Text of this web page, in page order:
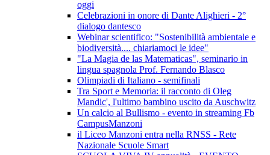
oggi
Celebrazioni in onore di Dante Alighieri - 2°
dialogo dantesco
Webinar scientifico: "Sostenibilità ambientale e
biodiversità.... chiariamoci le idee"
"La Magia de las Matematicas", seminario in
lingua spagnola Prof. Fernando Blasco
Olimpiadi di Italiano - semifinali
Tra Sport e Memoria: il racconto di Oleg
Mandic', l'ultimo bambino uscito da Auschwitz
Un calcio al Bullismo - evento in streaming Fb
CampusManzoni
il Liceo Manzoni entra nella RNSS - Rete
Nazionale Scuole Smart